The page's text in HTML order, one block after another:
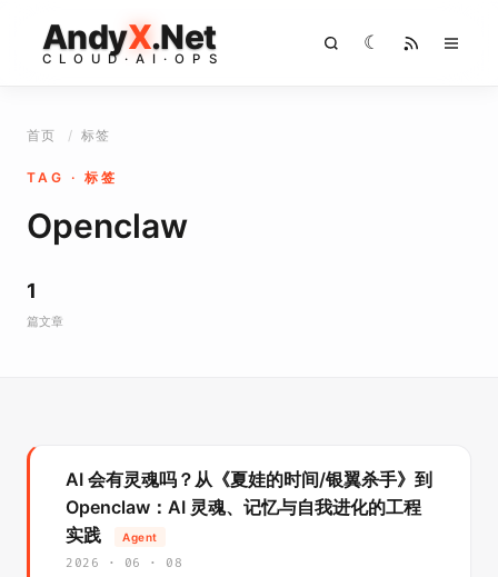
AndyX.Net
C L O U D · A I · O P S
☾
首页 / 标签
TAG · 标签
Openclaw
1
篇文章
2026 · 06 · 08
AI 会有灵魂吗？从《夏娃的时间/银翼杀手》到
Openclaw：AI 灵魂、记忆与自我进化的工程
实践
Agent